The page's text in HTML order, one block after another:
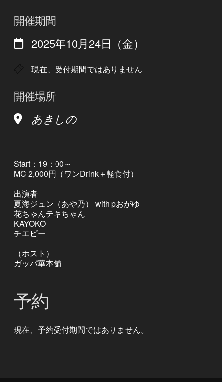
開催期間
2025年10月24日（金）
現在、受付期間ではありません
開催場所
あきしの
Start：19：00～
MC 2,000円（ワンDrink＋軽食付）
出演者
夏海ジュン（あや乃） with pおがゆ
花ちゃんテキちゃん
KAYOKO
チエピー
（ホスト）
ガッパ華本舗
予約
現在、予約受付期間ではありません。